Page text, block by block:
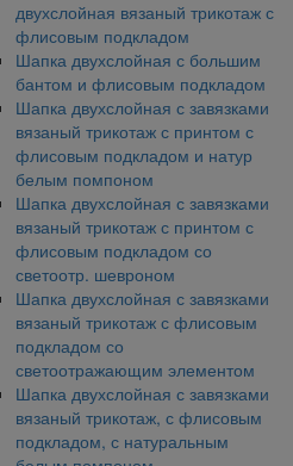
двухслойная вязаный трикотаж с
флисовым подкладом
Шапка двухслойная с большим
бантом и флисовым подкладом
Шапка двухслойная с завязками
вязаный трикотаж с принтом с
флисовым подкладом и натур
белым помпоном
Шапка двухслойная с завязками
вязаный трикотаж с принтом с
флисовым подкладом со
светоотр. шевроном
Шапка двухслойная с завязками
вязаный трикотаж с флисовым
подкладом со
светоотражающим элементом
Шапка двухслойная с завязками
вязаный трикотаж, с флисовым
подкладом, с натуральным